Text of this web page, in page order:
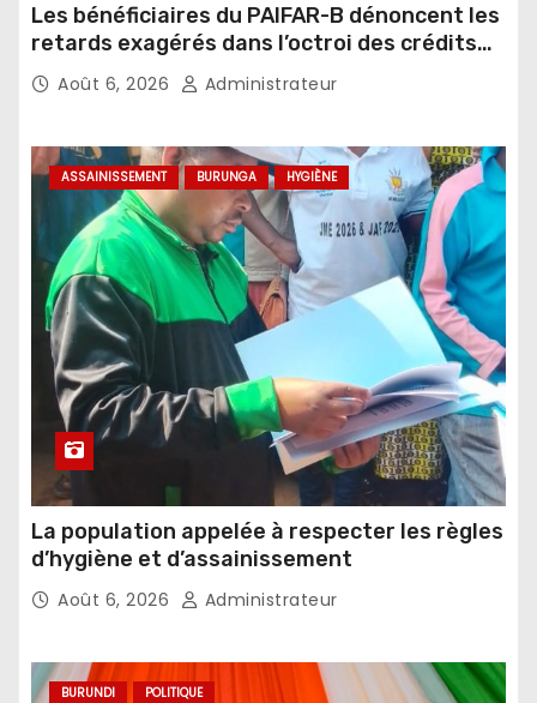
Les bénéficiaires du PAIFAR-B dénoncent les
retards exagérés dans l’octroi des crédits
agricoles
Août 6, 2026 Administrateur
ASSAINISSEMENT BURUNGA HYGIÈNE
La population appelée à respecter les règles
d’hygiène et d’assainissement
Août 6, 2026 Administrateur
BURUNDI POLITIQUE